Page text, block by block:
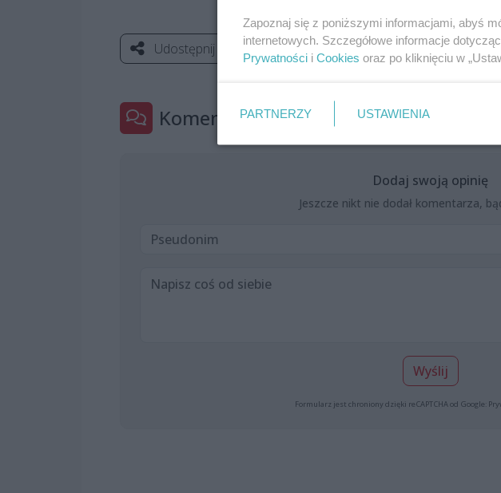
Udostępnij
Komentarze 0
Dodaj swoją opinię
Jeszcze nikt nie dodał komentarza,
Wyślij
Formularz jest chroniony dzięki reCAPTCHA od Google:
Zapoznaj się z poniższymi informacjami, abyś
internetowych. Szczegółowe informacje
Prywatności i Cookies oraz po kliknięciu w
PARTNERZY USTAWIENIA